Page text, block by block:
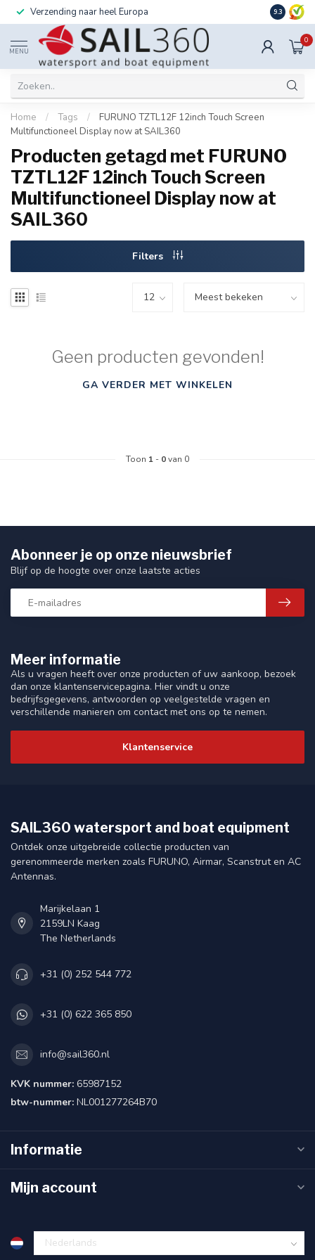
Verzending naar heel Europa Ook
9.3
MENU
0
Home / Tags /
FURUNO TZTL12F 12inch Touch Screen
Multifunctioneel Display now at SAIL360
Producten getagd met FURUNO
TZTL12F 12inch Touch Screen
Multifunctioneel Display now at
SAIL360
Filters
Geen producten gevonden!
GA VERDER MET WINKELEN
Toon 1 - 0van 0
Meer informatie
Als u vragen heeft over onze producten of uw aankoop, bezoek
dan onze klantenservicepagina. Hier vindt u onze
bedrijfsgegevens, antwoorden op veelgestelde vragen en
verschillende manieren om contact met ons op te nemen.
Klantenservice
Abonneer je op onze nieuwsbrief
Blijf op de hoogte over onze laatste acties
SAIL360 watersport and boat equipment
Ontdek onze uitgebreide collectie producten van
gerenommeerde merken zoals FURUNO, Airmar, Scanstrut en AC
Antennas.
Marijkelaan 1
2159LN Kaag
The Netherlands
+31 (0) 252 544 772
+31 (0) 622 365 850
info@sail360.nl
KVK nummer: 65987152
btw-nummer: NL001277264B70
Informatie
Mijn account